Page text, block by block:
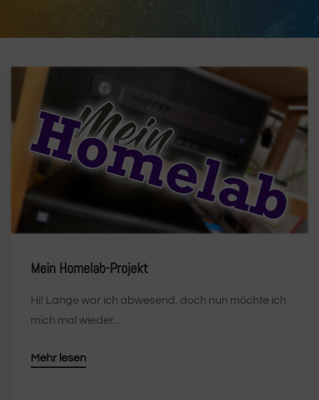
Mein Homelab-Projekt
Hi! Lange war ich abwesend, doch nun möchte ich
mich mal wieder...
Mehr lesen